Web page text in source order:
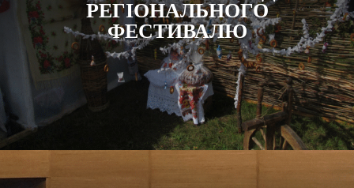
РЕГІОНАЛЬНОГО
ФЕСТИВАЛЮ